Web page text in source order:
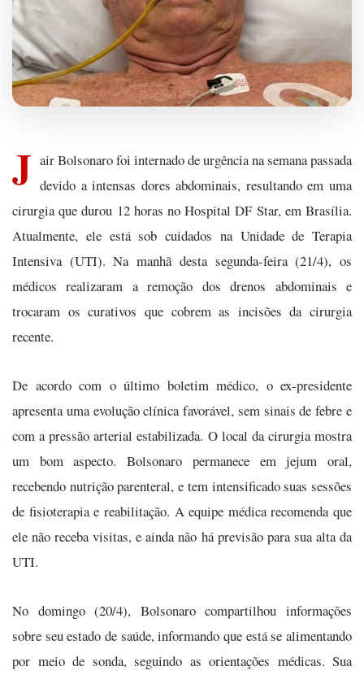
J air Bolsonaro foi internado de urgência na semana passada
devido a intensas dores abdominais, resultando em uma
cirurgia que durou 12 horas no Hospital DF Star, em Brasília.
Atualmente, ele está sob cuidados na Unidade de Terapia
Intensiva (UTI). Na manhã desta segunda-feira (21/4), os
médicos realizaram a remoção dos drenos abdominais e
trocaram os curativos que cobrem as incisões da cirurgia
recente.
De acordo com o último boletim médico, o ex-presidente
apresenta uma evolução clínica favorável, sem sinais de febre e
com a pressão arterial estabilizada. O local da cirurgia mostra
um bom aspecto. Bolsonaro permanece em jejum oral,
recebendo nutrição parenteral, e tem intensificado suas sessões
de fisioterapia e reabilitação. A equipe médica recomenda que
ele não receba visitas, e ainda não há previsão para sua alta da
UTI.
No domingo (20/4), Bolsonaro compartilhou informações
sobre seu estado de saúde, informando que está se alimentando
por meio de sonda, seguindo as orientações médicas. Sua